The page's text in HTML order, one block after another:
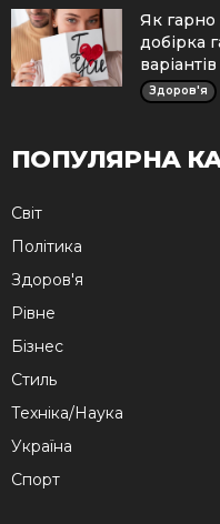
Як гарно
добірка
варіантів
Здоров'я
ПОПУЛЯРНА
Cвіт
Політика
Здоров'я
Рівне
Бізнес
Стиль
Техніка/Наука
Україна
Спорт